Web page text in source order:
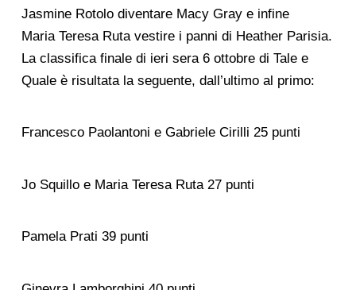
Jasmine Rotolo diventare Macy Gray e infine
Maria Teresa Ruta vestire i panni di Heather Parisia.
La classifica finale di ieri sera 6 ottobre di Tale e
Quale è risultata la seguente, dall’ultimo al primo:
Francesco Paolantoni e Gabriele Cirilli 25 punti
Jo Squillo e Maria Teresa Ruta 27 punti
Pamela Prati 39 punti